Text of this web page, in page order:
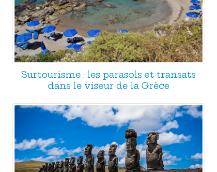
Surtourisme : les parasols et transats
dans le viseur de la Grèce